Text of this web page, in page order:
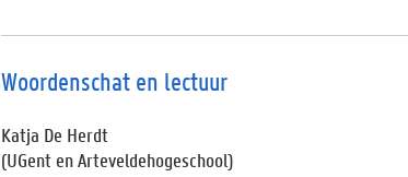
Woordenschat en lectuur
Katja De Herdt
(UGent en Arteveldehogeschool)